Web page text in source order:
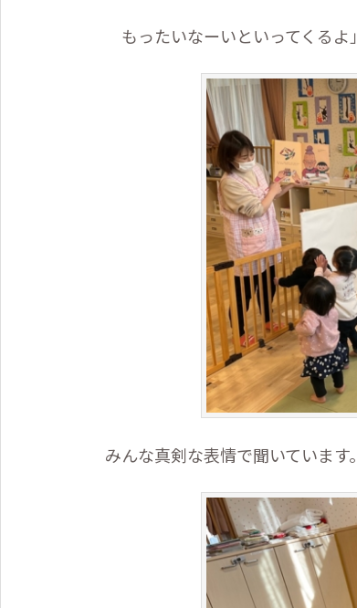
もったいなーいといってくるよ」
みんな真剣な表情で聞いています。